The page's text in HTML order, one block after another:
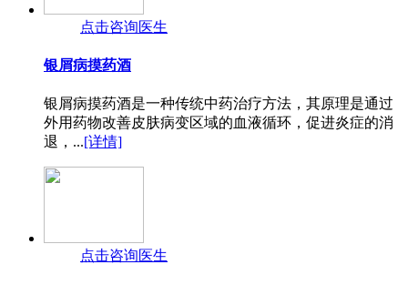
点击咨询医生
银屑病摸药酒
银屑病摸药酒是一种传统中药治疗方法，其原理是通过
外用药物改善皮肤病变区域的血液循环，促进炎症的消
退，...[详情]
点击咨询医生